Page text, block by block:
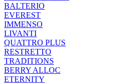
BALTERIO
EVEREST
IMMENSO
LIVANTI
QUATTRO PLUS
RESTRETTO
TRADITIONS
BERRY ALLOC
ETERNITY